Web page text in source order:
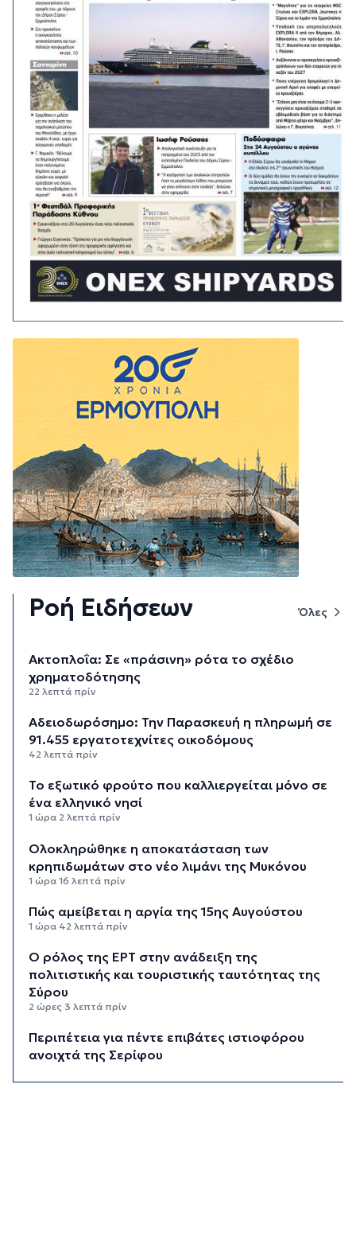
Ροή Ειδήσεων Όλες
Aκτοπλοΐα: Σε «πράσινη» ρότα το σχέδιο
χρηματοδότησης
22 λεπτά πρίν
Αδειοδωρόσημο: Την Παρασκευή η πληρωμή σε
91.455 εργατοτεχνίτες οικοδόμους
42 λεπτά πρίν
Το εξωτικό φρούτο που καλλιεργείται μόνο σε
ένα ελληνικό νησί
1 ώρα 2 λεπτά πρίν
Ολοκληρώθηκε η αποκατάσταση των
κρηπιδωμάτων στο νέο λιμάνι της Μυκόνου
1 ώρα 16 λεπτά πρίν
Πώς αμείβεται η αργία της 15ης Αυγούστου
1 ώρα 42 λεπτά πρίν
Ο ρόλος της ΕΡΤ στην ανάδειξη της
πολιτιστικής και τουριστικής ταυτότητας της
Σύρου
2 ώρες 3 λεπτά πρίν
Περιπέτεια για πέντε επιβάτες ιστιοφόρου
ανοιχτά της Σερίφου